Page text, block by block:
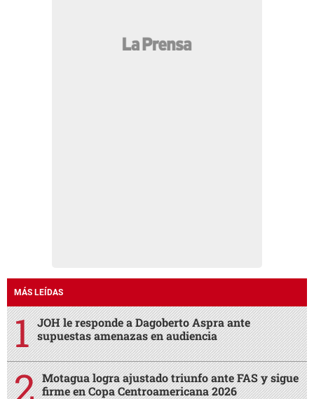
MÁS LEÍDAS
JOH le responde a Dagoberto Aspra ante
supuestas amenazas en audiencia
Motagua logra ajustado triunfo ante FAS y sigue
firme en Copa Centroamericana 2026